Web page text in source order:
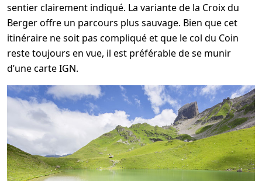
sentier clairement indiqué. La variante de la Croix du
Berger offre un parcours plus sauvage. Bien que cet
itinéraire ne soit pas compliqué et que le col du Coin
reste toujours en vue, il est préférable de se munir
d’une carte IGN.